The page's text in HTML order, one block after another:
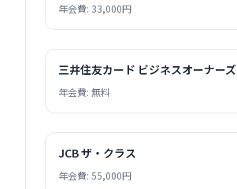
年会費: 33,000円
三井住友カード ビジネスオーナーズ
年会費: 無料
JCB ザ・クラス
年会費: 55,000円